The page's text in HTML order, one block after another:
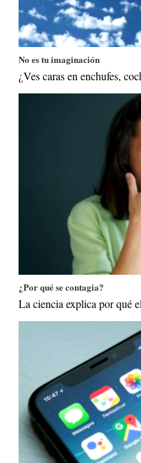
No es tu imaginación
¿Ves caras en enchufes,
¿Por qué se contagia?
La ciencia explica por qué